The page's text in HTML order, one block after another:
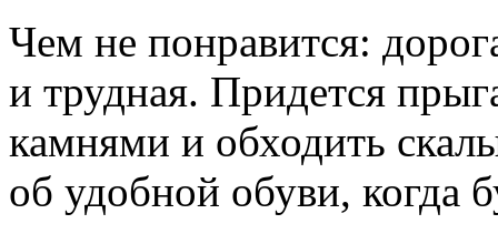
Чем не понравится:
и трудная. Придется
камнями и обходить
об удобной обуви, когда